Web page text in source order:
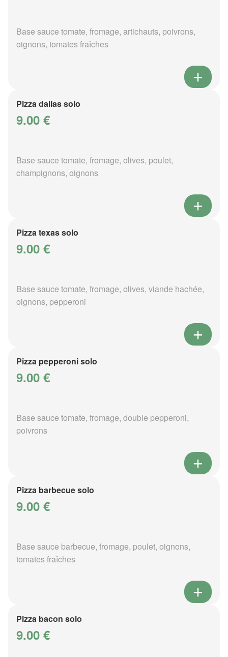
Base sauce tomate, fromage, artichauts, poivrons,
oignons, tomates fraîches
Pizza dallas solo
9.00 €
Base sauce tomate, fromage, olives, poulet,
champignons, oignons
Pizza texas solo
9.00 €
Base sauce tomate, fromage, olives, viande hachée,
oignons, pepperoni
Pizza pepperoni solo
9.00 €
Base sauce tomate, fromage, double pepperoni,
poivrons
Pizza barbecue solo
9.00 €
Base sauce barbecue, fromage, poulet, oignons,
tomates fraîches
Pizza bacon solo
9.00 €